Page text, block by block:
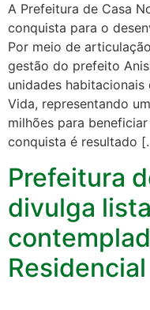
A Prefeitura de Casa
conquista para o
Por meio de
gestão do prefeito
unidades habitacionais
Vida, representando
milhões para
conquista é resultado
Prefeitura
divulga